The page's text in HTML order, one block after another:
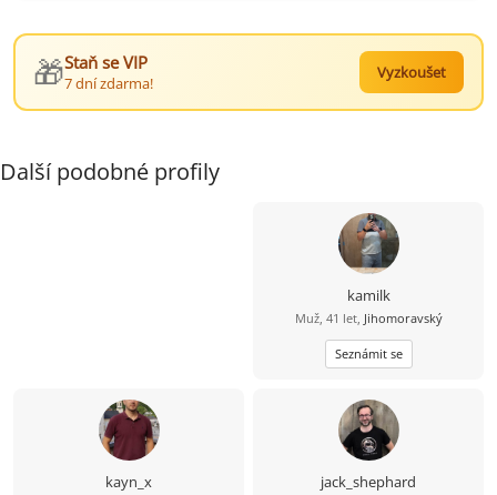
🎁Staň se VIP
7 dní zdarma!
Vyzkoušet
Další podobné profily
kamilk
Muž, 41 let, Jihomoravský
Seznámit se
kayn_x jack_shephard